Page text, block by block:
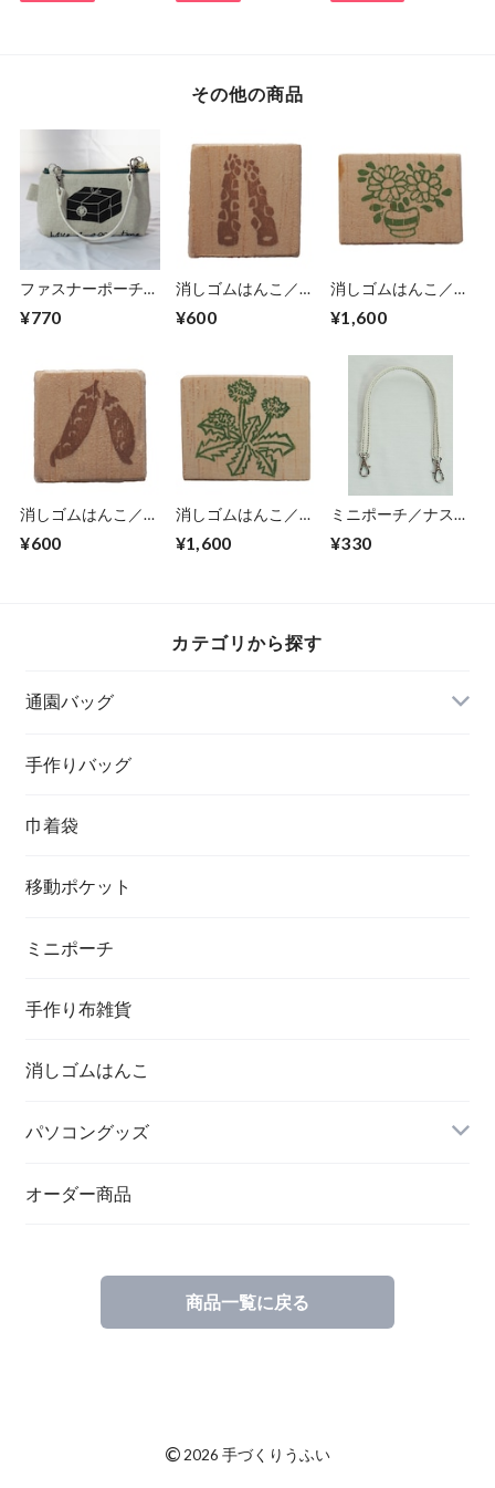
その他の商品
ファスナーポーチ
time】(5-272)
¥770
消しゴムはんこ／ア
¥600
消しゴムはんこ／花
¥1,600
消しゴムはんこ／絹
¥600
消しゴムはんこ／タ
¥1,600
ミニポーチ／ナスカ
プ（シルバー) (5-
¥330
カテゴリから探す
通園バッグ
手作りバッグ
巾着袋
移動ポケット
ミニポーチ
手作り布雑貨
消しゴムはんこ
パソコングッズ
オーダー商品
商品一覧に戻る
© 2026 手づくりうふい